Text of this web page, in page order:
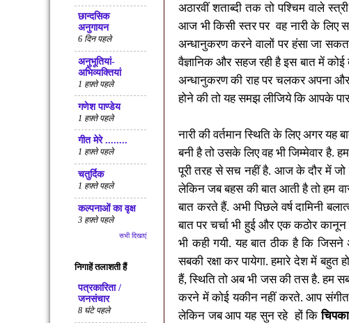
अठारवीं शताब्दी तक तो पश्चिम वाले
आज भी किसी स्तर पर वह नारी के लिए
अन्धानुकरण करने वालों पर हंसा जा
वैज्ञानिक और सहज रही है इस बात में
अन्धानुकरण की राह पर चलकर अपना
होने की तो यह समझ लीजिये कि आपके
नारी की वर्तमान स्थिति के लिए अगर
बनी है तो उसके लिए वह भी जिम्मेवार है.
पूरी तरह से सच नहीं है. आज के दौर में जो
लेकिन जब बहस की बात आती है तो हम
बात करते हैं. अभी पिछले वर्ष दामिनी
बात पर चर्चा भी हुई और एक कठोर
भी कही गयी. यह बात ठीक है कि जिसने
सबकी रक्षा कर पायेगा. हमारे देश में बहुत
हैं,स्थिति तो अब भी जस की तस है. हम
करने में कोई यकीन नहीं करते. आप
लेकिन जब आप यह सुन रहे हों कि
छान्दसिक
अनुगायन
6 दिन पहले
अनुभूतियां-
अभिव्यक्तियां
1 हफ़्ते पहले
गणेश पाण्डेय
1 हफ़्ते पहले
गीत मेरे ........
1 हफ़्ते पहले
चतुर्दिक
1 हफ़्ते पहले
कल्पनाओं का वृक्ष
3 हफ़्ते पहले
सभी दिखाएं
निगाहें तलाशती हैं
पत्रकारिता /
जनसंचार
8 घंटे पहले